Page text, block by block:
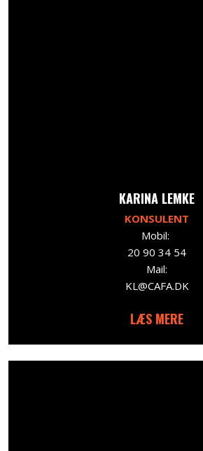
​KARINA LEMKE
KONSULENT
Mobil:
20 90 34 54
Mail:
KL@CAFA.DK
LÆS MERE